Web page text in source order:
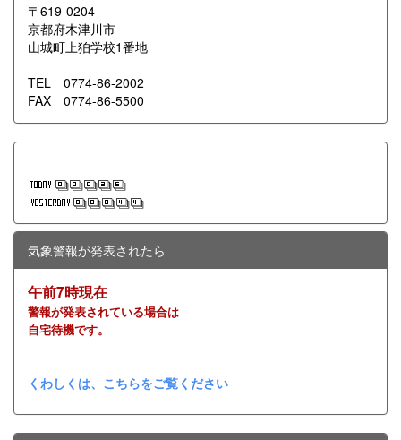
〒619-0204
京都府木津川市
山城町上狛学校1番地
TEL 0774-86-2002
FAX 0774-86-5500
気象警報が発表されたら
午前7時現在
警報が発表されている場合は
自宅待機です。
くわしくは、こちらをご覧ください